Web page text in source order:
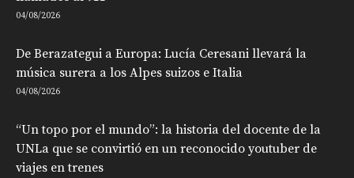
04/08/2026
De Berazategui a Europa: Lucía Ceresani llevará la
música surera a los Alpes suizos e Italia
04/08/2026
“Un topo por el mundo”: la historia del docente de la
UNLa que se convirtió en un reconocido youtuber de
viajes en trenes